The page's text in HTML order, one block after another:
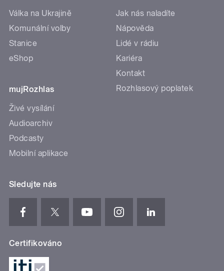
Válka na Ukrajině
Komunální volby
Stanice
eShop
mujRozhlas
Živé vysílání
Audioarchiv
Podcasty
Mobilní aplikace
Jak nás naladíte
Nápověda
Lidé v rádiu
Kariéra
Kontakt
Rozhlasový poplatek
Sledujte nás
Certifikováno